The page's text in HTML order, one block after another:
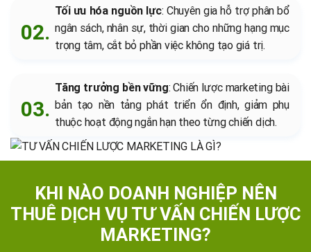
Tối ưu hóa nguồn lực: Chuyên gia hỗ trợ phân bổ
ngân sách, nhân sự, thời gian cho những hạng mục
trọng tâm, cắt bỏ phần việc không tạo giá trị.
Tăng trưởng bền vững: Chiến lược marketing bài
bản tạo nền tảng phát triển ổn định, giảm phụ
thuộc hoạt động ngắn hạn theo từng chiến dịch.
KHI NÀO DOANH NGHIỆP NÊN
THUÊ DỊCH VỤ TƯ VẤN CHIẾN LƯỢC
MARKETING?